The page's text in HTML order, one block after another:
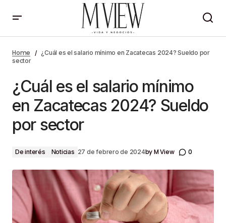
Sueldo por sector
Home
¿Cuál es el salario mínimo en Zacatecas 2024? Sueldo por
sector
¿Cuál es el salario mínimo
en Zacatecas 2024? Sueldo
por sector
De interés Noticias 27 de febrero de 2024byM View 0